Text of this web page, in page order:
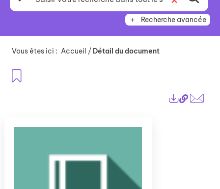
Recherche avancée
Vous êtes ici : Accueil / Détail du document
Lien